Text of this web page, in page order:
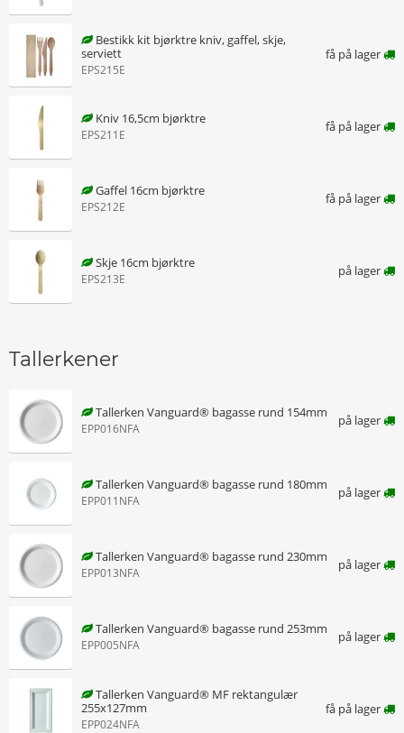
Bestikk kit bjørktre kniv, gaffel, skje,
serviett
EPS215E
få på lager
Kniv 16,5cm bjørktre
EPS211E
få på lager
Gaffel 16cm bjørktre
EPS212E
få på lager
Skje 16cm bjørktre
EPS213E
på lager
Tallerkener
Tallerken Vanguard® bagasse rund 154mm
EPP016NFA
på lager
Tallerken Vanguard® bagasse rund 180mm
EPP011NFA
på lager
Tallerken Vanguard® bagasse rund 230mm
EPP013NFA
på lager
Tallerken Vanguard® bagasse rund 253mm
EPP005NFA
på lager
Tallerken Vanguard® MF rektangulær
255x127mm
EPP024NFA
få på lager